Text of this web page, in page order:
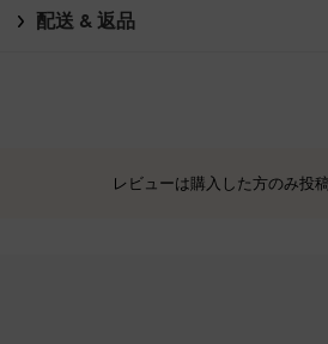
配送 & 返品
レビューは購入した方のみ投